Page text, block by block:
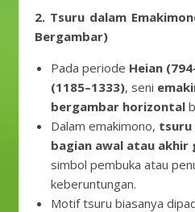
2. Tsuru dalam
Bergambar)
Pada periode Heian
(1185–1333), seni
bergambar horizontal
Dalam emakimono, tsuru
bagian awal atau akhir
simbol pembuka atau
keberuntungan.
Motif tsuru biasanya